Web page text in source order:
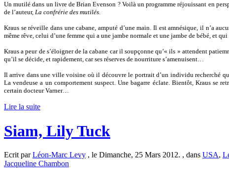
Un mutilé dans un livre de Brian Evenson ? Voilà un programme réjouissant en
de l’auteur, La confrérie des mutilés.
Kraus se réveille dans une cabane, amputé d’une main. Il est amnésique, il n’a
même rêve, celui d’une femme qui a une jambe normale et une jambe de bébé, et
Kraus a peur de s’éloigner de la cabane car il soupçonne qu’« ils » attendent
qu’il se décide, et rapidement, car ses réserves de nourriture s’amenuisent…
Il arrive dans une ville voisine où il découvre le portrait d’un individu recherché
La vendeuse a un comportement suspect. Une bagarre éclate. Bientôt, Kraus se
certain docteur Varner…
Lire la suite
Siam, Lily Tuck
Ecrit parLéon-Marc Levy , le Dimanche, 25 Mars 2012. , dans USA,
Jacqueline Chambon